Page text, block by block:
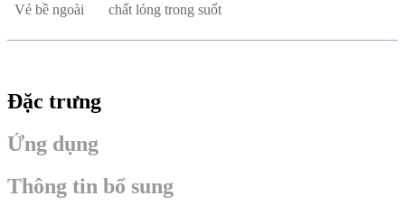
Vẻ bề ngoài chất lỏng trong suốt
Đặc trưng
Ứng dụng
Thông tin bổ sung